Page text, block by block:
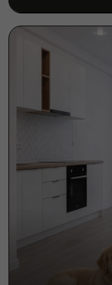
площадей, классических
наличный расчёт.
КУПИТЬ